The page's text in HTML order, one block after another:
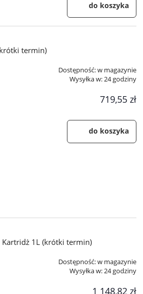
do koszyka
termin)
Dostępność:w magazynie
Wysyłka w:24 godziny
719,55 zł
do koszyka
Kartridż 1L (krótki termin)
Dostępność:w magazynie
Wysyłka w:24 godziny
1 148,82 zł